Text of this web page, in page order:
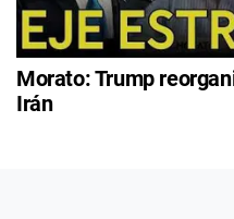
Morato: Trump
Irán